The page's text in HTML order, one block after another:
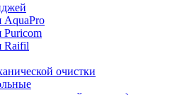
AquaPro
Puricom
Raifil
очистки